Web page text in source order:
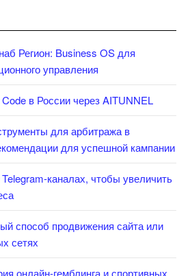
Регион: Business OS для
управления
в России через AITUNNEL
для арбитража в
для успешной кампании
каналах, чтобы увеличить
способ продвижения сайта или
сетях